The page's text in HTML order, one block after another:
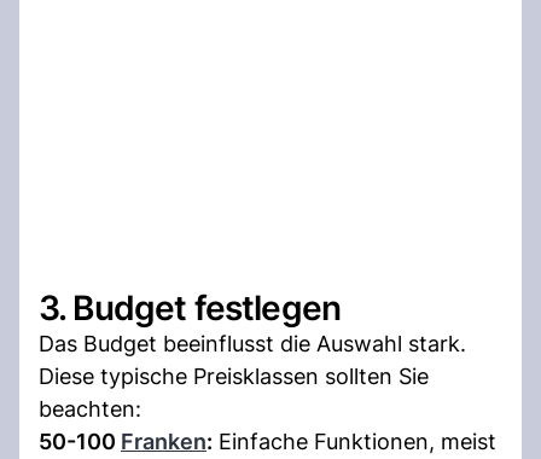
3. Budget festlegen
Das Budget beeinflusst die Auswahl stark.
Diese typische Preisklassen sollten Sie
beachten:
50-100 Franken: Einfache Funktionen, meist